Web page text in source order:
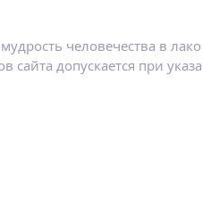
человечества в
сайта допускается при